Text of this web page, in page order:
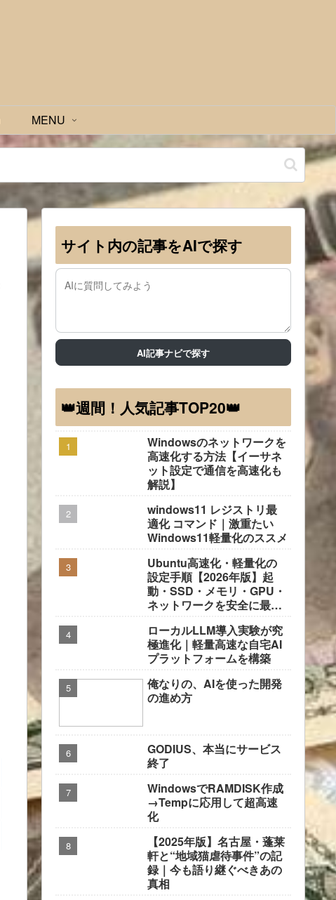
MENU
サイト内の記事をAIで探す
AI記事ナビで探す
👑週間！人気記事TOP20👑
Windowsのネットワークを
高速化する方法【イーサネ
ット設定で通信を高速化も
解説】
windows11 レジストリ最
適化 コマンド｜激重たい
Windows11軽量化のススメ
Ubuntu高速化・軽量化の
設定手順【2026年版】起
動・SSD・メモリ・GPU・
ネットワークを安全に最適
ローカルLLM導入実験が究
極進化｜軽量高速な自宅AI
プラットフォームを構築
俺なりの、AIを使った開発
の進め方
GODIUS、本当にサービス
終了
WindowsでRAMDISK作成
→Tempに応用して超高速
化
【2025年版】名古屋・蓬莱
軒と“地域猫虐待事件”の記
録｜今も語り継ぐべきあの
真相